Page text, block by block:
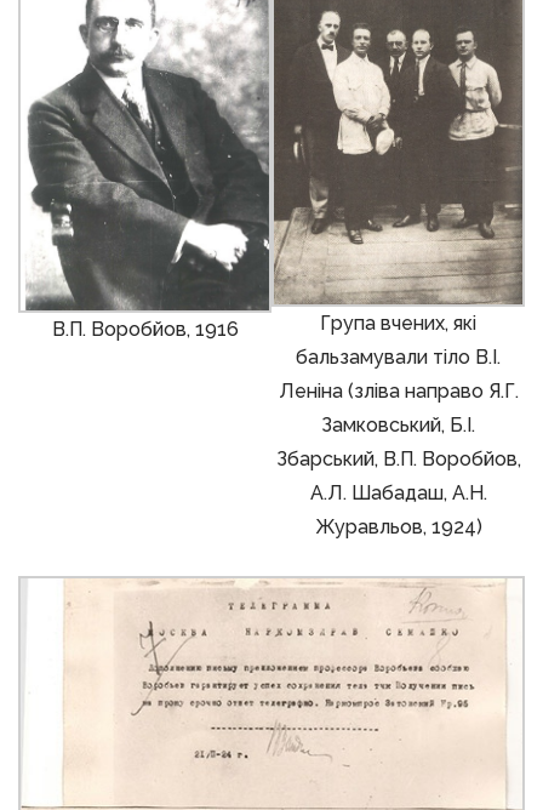
В.П. Воробйов, 1916
Група вчених, які
бальзамували тіло В.І.
Леніна (зліва направо Я.Г.
Замковський, Б.І.
Збарський, В.П. Воробйов,
А.Л. Шабадаш, А.Н.
Журавльов, 1924)